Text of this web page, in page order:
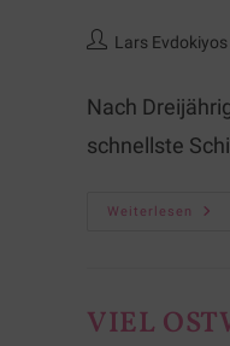
Lars Evdokiyos
Nach
schnellste
Weiterlesen
VIEL